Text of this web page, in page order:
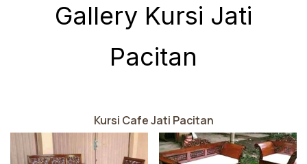
Gallery Kursi Jati
Pacitan
Kursi Cafe Jati Pacitan